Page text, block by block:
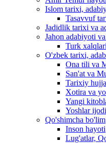
Islom tarixi,
Tasavvuf
Jadidlik tarixi va
Jahon adabiyoti
Turk
O'zbek tarixi,
Ona tili va
San'at va
Tarixiy
Xotira va
Yangi
Yoshlar ijodi
Qo'shimcha bo'lim
Inson hayoti
Lug'atlar,